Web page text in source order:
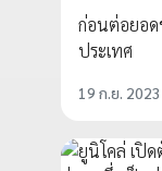
ก่อนต่อยอด
ประเทศ
19 ก.ย. 2023